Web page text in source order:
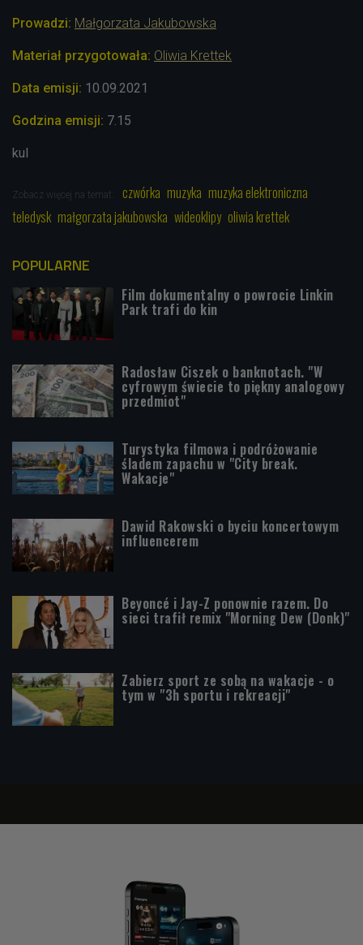
Prowadzi: Małgorzata Jakubowska
Materiał przygotowała: Oliwia Krettek
Data emisji: 10.09.2021
Godzina emisji: 7.15
kul
Zobacz więcej na temat: czwórka muzyka muzyka elektroniczna
teledysk małgorzata jakubowska wideoklipy oliwia krettek
POPULARNE
Film dokumentalny o powrocie Linkin
Park trafi do kin
Radosław Ciszek o banknotach. "W
cyfrowym świecie to piękny analogowy
przedmiot"
Turystyka filmowa i podróżowanie
śladem zapachu w "City break.
Wakacje"
Dawid Rakowski o byciu koncertowym
influencerem
Beyoncé i Jay-Z ponownie razem. Do
sieci trafił remix "Morning Dew (Donk)"
Zabierz sport ze sobą na wakacje - o
tym w "3h sportu i rekreacji"